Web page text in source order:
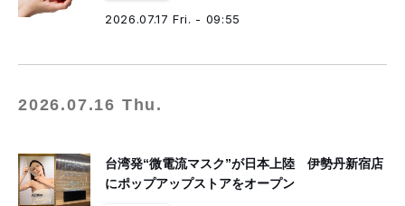
2026.07.17 Fri. - 09:55
2026.07.16 Thu.
台湾発“微電流マスク”が日本上陸 伊勢丹新宿店
にポップアップストアをオープン